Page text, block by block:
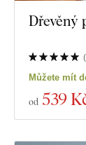
Dřevěný
(
Můžete mít
od 539